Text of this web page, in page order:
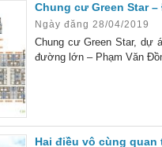
Chung cư Green Star
Ngày đăng 28/04/2019
Chung cư Green Star, dự
đường lớn – Phạm Văn
Hai điều vô cùng